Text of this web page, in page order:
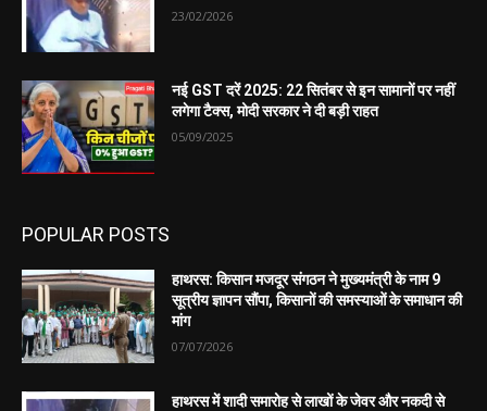
23/02/2026
नई GST दरें 2025: 22 सितंबर से इन सामानों पर नहीं
लगेगा टैक्स, मोदी सरकार ने दी बड़ी राहत
05/09/2025
POPULAR POSTS
हाथरस: किसान मजदूर संगठन ने मुख्यमंत्री के नाम 9
सूत्रीय ज्ञापन सौंपा, किसानों की समस्याओं के समाधान की
मांग
07/07/2026
हाथरस में शादी समारोह से लाखों के जेवर और नकदी से